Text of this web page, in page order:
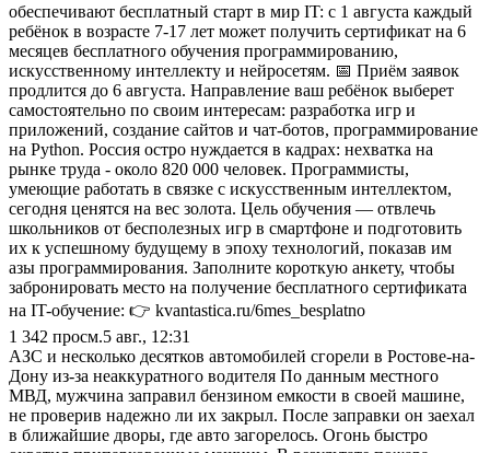
обеспечивают бесплатный старт в мир IT: с 1 августа каждый
ребёнок в возрасте 7-17 лет может получить сертификат на 6
месяцев бесплатного обучения программированию,
искусственному интеллекту и нейросетям. 📅 Приём заявок
продлится до 6 августа. Направление ваш ребёнок выберет
самостоятельно по своим интересам: разработка игр и
приложений, создание сайтов и чат-ботов, программирование
на Python. Россия остро нуждается в кадрах: нехватка на
рынке труда - около 820 000 человек. Программисты,
умеющие работать в связке с искусственным интеллектом,
сегодня ценятся на вес золота. Цель обучения — отвлечь
школьников от бесполезных игр в смартфоне и подготовить
их к успешному будущему в эпоху технологий, показав им
азы программирования. Заполните короткую анкету, чтобы
забронировать место на получение бесплатного сертификата
на IT-обучение: 👉 kvantastica.ru/6mes_besplatno
1 342 просм.5 авг., 12:31
АЗС и несколько десятков автомобилей сгорели в Ростове-на-
Дону из-за неаккуратного водителя По данным местного
МВД, мужчина заправил бензином емкости в своей машине,
не проверив надежно ли их закрыл. После заправки он заехал
в ближайшие дворы, где авто загорелось. Огонь быстро